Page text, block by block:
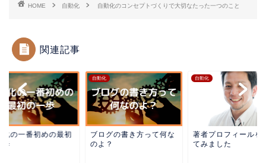
HOME 自動化 自動化のコンセプトづくりで大切なたった一つのこと
関連記事
化の一番初めの最初
歩
自動化
ブログの書き方って何な
のよ？
自動化
著者プロフィールを
てみました